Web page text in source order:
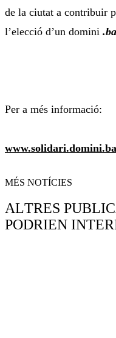
de la ciutat a contribuir
l’elecció d’un domini
Per a més informació:
MÉS NOTÍCIES
ALTRES
PODRIEN